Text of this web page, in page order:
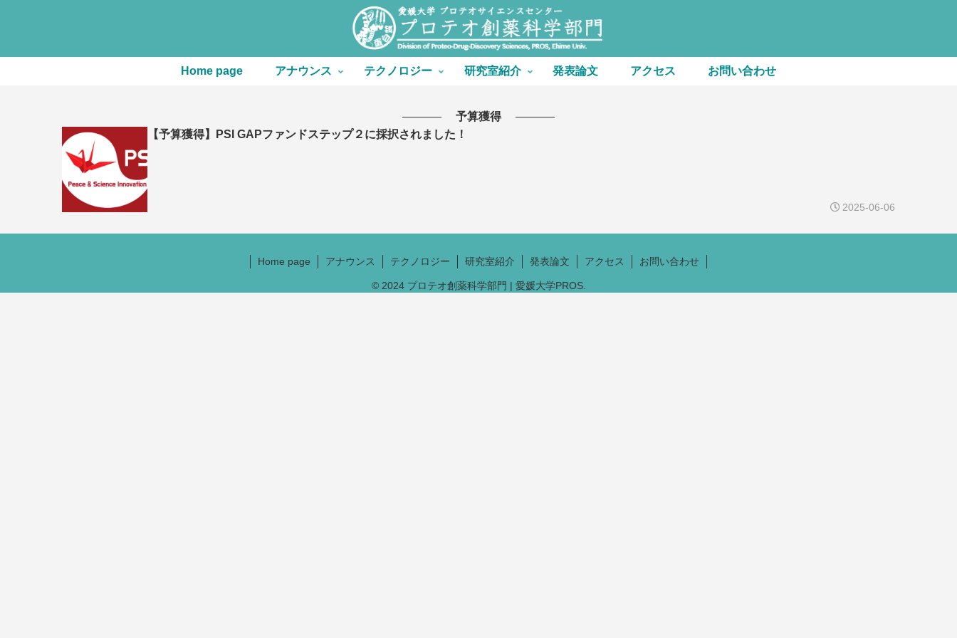
Home page アナウンス テクノロジー 研究室紹介 発表論文 アクセス お問い合わせ
予算獲得
【予算獲得】PSI GAPファンドステップ２に採択されました！
2025-06-06
Home page アナウンス テクノロジー 研究室紹介 発表論文 アクセス お問い合わせ
© 2024 プロテオ創薬科学部門 | 愛媛大学PROS.